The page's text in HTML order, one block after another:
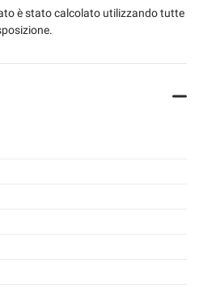
su misura per te.
e spedizione della vettura in
fino a 36 mesi.
è stato calcolato utilizzando tutte